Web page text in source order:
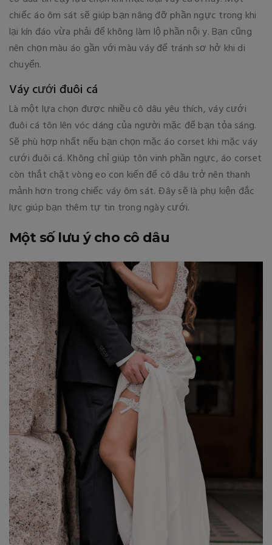
chiếc áo ôm sát sẽ giúp bạn nâng đỡ phần ngực trong khi
lại kín đáo vừa phải để không làm lộ phần nội y. Bạn cũng
nên chọn màu áo gần với màu váy để tránh sơ hở khi di
chuyển.
Váy cưới đuôi cá
Là một lựa chọn được nhiều cô dâu yêu thích, váy cưới
đuôi cá tôn lên vóc dáng của người mặc để bạn tỏa sáng.
Sẽ phù hợp nhất nếu bạn chọn mặc áo corset khi mặc váy
cưới đuôi cá. Không chỉ giúp tôn vinh phần ngực, áo corset
còn thắt chặt vòng eo con kiến để cô dâu trở nên thanh
mảnh hơn trong chiếc váy ôm sát. Đây sẽ là phụ kiện đắc
lực giúp bạn thêm tự tin trong ngày cưới.
Một số lưu ý cho cô dâu